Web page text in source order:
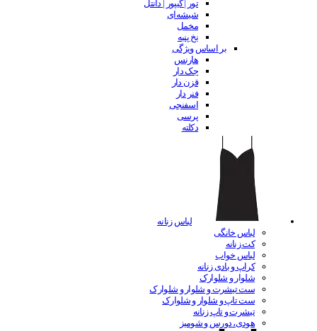
تور | گیپور | دانتل
شیشه‌ای
مخمل
نخ پنبه
بر اساس ویژگی
هارنس
جک دار
قزن دار
فنر دار
اسفنجی
پرسی
دکلته
لباس زنانه
لباس خانگی
کت زنانه
لباس خواب
کراپ و بادی زنانه
شلوار و شلوارک
ست تیشرت و شلوار و شلوارک
ست تاپ و شلوار و شلوارک
تیشرت و تاپ زنانه
هودی، دورس و شومیز